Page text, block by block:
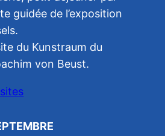
guidée de l’exposition
du Kunstraum du
von Beust.